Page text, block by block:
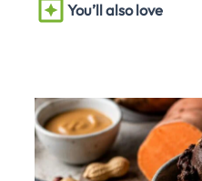
You’ll also love